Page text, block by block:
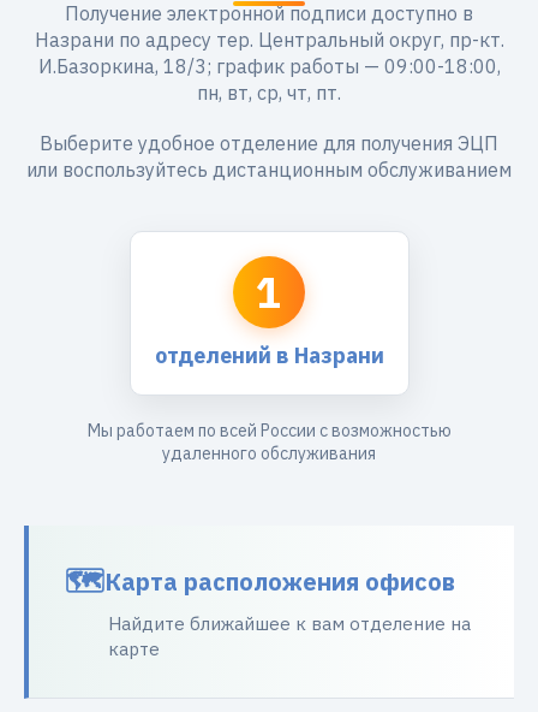
Получение электронной подписи доступно в
Назрани по адресу тер. Центральный округ, пр-кт.
И.Базоркина, 18/3; график работы — 09:00-18:00,
пн, вт, ср, чт, пт.
Выберите удобное отделение для получения ЭЦП
или воспользуйтесь дистанционным обслуживанием
1
отделений в Назрани
Мы работаем по всей России с возможностью
удаленного обслуживания
Карта расположения офисов
Найдите ближайшее к вам отделение на
карте